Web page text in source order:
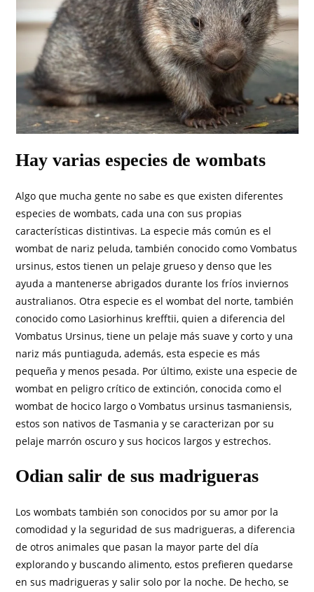
Hay varias especies de wombats
Algo que mucha gente no sabe es que existen diferentes
especies de wombats, cada una con sus propias
características distintivas. La especie más común es el
wombat de nariz peluda, también conocido como Vombatus
ursinus, estos tienen un pelaje grueso y denso que les
ayuda a mantenerse abrigados durante los fríos inviernos
australianos. Otra especie es el wombat del norte, también
conocido como Lasiorhinus krefftii, quien a diferencia del
Vombatus Ursinus, tiene un pelaje más suave y corto y una
nariz más puntiaguda, además, esta especie es más
pequeña y menos pesada. Por último, existe una especie de
wombat en peligro crítico de extinción, conocida como el
wombat de hocico largo o Vombatus ursinus tasmaniensis,
estos son nativos de Tasmania y se caracterizan por su
pelaje marrón oscuro y sus hocicos largos y estrechos.
Odian salir de sus madrigueras
Los wombats también son conocidos por su amor por la
comodidad y la seguridad de sus madrigueras, a diferencia
de otros animales que pasan la mayor parte del día
explorando y buscando alimento, estos prefieren quedarse
en sus madrigueras y salir solo por la noche. De hecho, se